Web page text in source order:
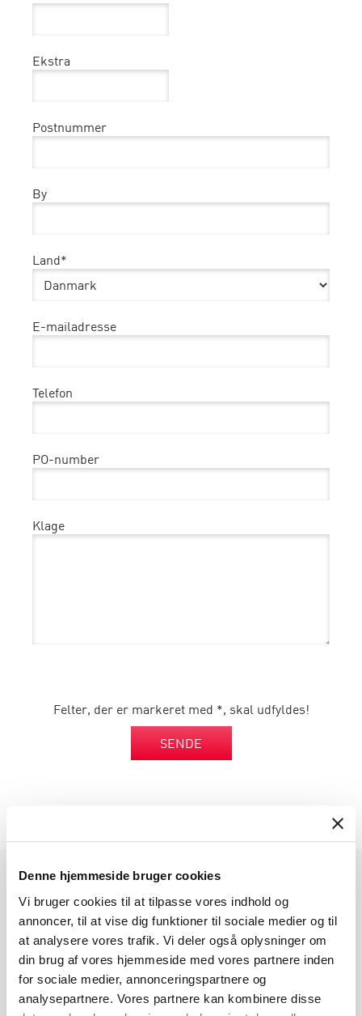
Denne hjemmeside bruger cookies
Vi bruger cookies til at tilpasse vores indhold og
annoncer, til at vise dig funktioner til sociale medier og til
at analysere vores trafik. Vi deler også oplysninger om
din brug af vores hjemmeside med vores partnere inden
for sociale medier, annonceringspartnere og
analysepartnere. Vores partnere kan kombinere disse
Ekstra
Postnummer
By
Land*
E-mailadresse
Telefon
PO-number
Klage
Felter, der er markeret med *, skal udfyldes!
SENDE
PRODUKTGRUPPER
Industri Emballage
Reklame Emballage
Lamineret Emballage
Kuverter Og Emballage Til Forsendelse